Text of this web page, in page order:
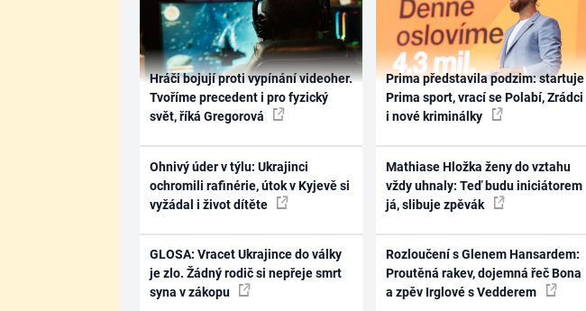
Hráči bojují proti vypínání videoher.
Tvoříme precedent i pro fyzický
svět, říká Gregorová
Ohnivý úder v týlu: Ukrajinci
ochromili rafinérie, útok v Kyjevě si
vyžádal i život dítěte
GLOSA: Vracet Ukrajince do války
je zlo. Žádný rodič si nepřeje smrt
syna v zákopu
Prima představila podzim: startuje
Prima sport, vrací se Polabí, Zrádci
i nové kriminálky
Mathiase Hložka ženy do vztahu
vždy uhnaly: Teď budu iniciátorem
já, slibuje zpěvák
Rozloučení s Glenem Hansardem:
Proutěná rakev, dojemná řeč Bona
a zpěv Irglové s Vedderem